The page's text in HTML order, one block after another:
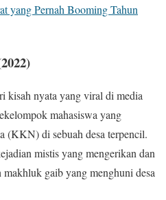
yang Pernah Booming Tahun
kisah nyata yang viral di media
mahasiswa yang
(KKN) di sebuah desa terpencil.
mistis yang mengerikan dan
makhluk gaib yang menghuni desa